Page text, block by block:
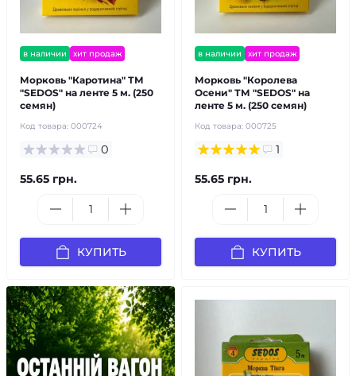
в наличии хит продаж
Морковь "Каротина" ТМ
"SEDOS" на ленте 5 м. (250
семян)
Код товара: 000724
0
55.65 грн.
КУПИТЬ
в наличии хит продаж
Морковь "Королева
Осени" ТМ "SEDOS" на
ленте 5 м. (250 семян)
Код товара: 000725
1
55.65 грн.
КУПИТЬ